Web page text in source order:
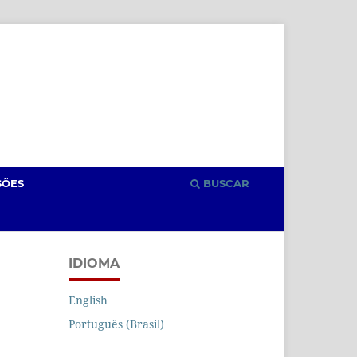
BUSCAR
IDIOMA
English
Português (Brasil)